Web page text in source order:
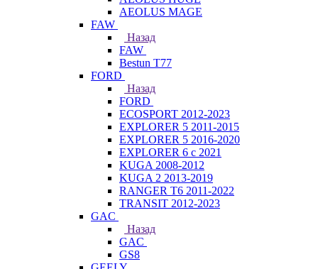
AEOLUS MAGE
FAW
Назад
FAW
Bestun T77
FORD
Назад
FORD
ECOSPORT 2012-2023
EXPLORER 5 2011-2015
EXPLORER 5 2016-2020
EXPLORER 6 с 2021
KUGA 2008-2012
KUGA 2 2013-2019
RANGER T6 2011-2022
TRANSIT 2012-2023
GAC
Назад
GAC
GS8